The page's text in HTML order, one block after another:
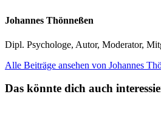
Johannes Thönneßen
Dipl. Psychologe, Autor, Moderator,
Alle Beiträge ansehen von Johannes
Das könnte dich auch